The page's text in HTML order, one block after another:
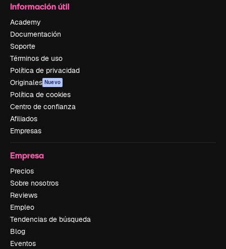
Información útil
Academy
Documentación
Soporte
Términos de uso
Política de privacidad
Originales Nuevo
Política de cookies
Centro de confianza
Afiliados
Empresas
Empresa
Precios
Sobre nosotros
Reviews
Empleo
Tendencias de búsqueda
Blog
Eventos